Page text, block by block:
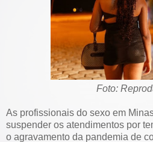
Foto:
As profissionais do sexo em
suspender os atendimentos por
o agravamento da pandemia de